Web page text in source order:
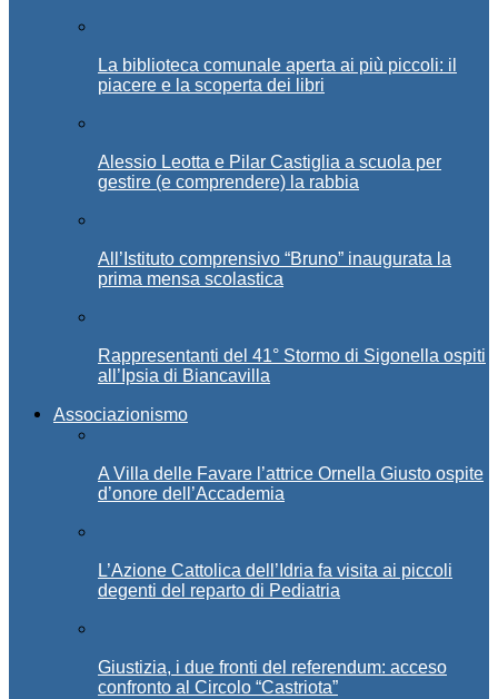
La biblioteca comunale aperta ai più piccoli: il
piacere e la scoperta dei libri
Alessio Leotta e Pilar Castiglia a scuola per
gestire (e comprendere) la rabbia
All’Istituto comprensivo “Bruno” inaugurata la
prima mensa scolastica
Rappresentanti del 41° Stormo di Sigonella ospiti
all’Ipsia di Biancavilla
Associazionismo
A Villa delle Favare l’attrice Ornella Giusto ospite
d’onore dell’Accademia
L’Azione Cattolica dell’Idria fa visita ai piccoli
degenti del reparto di Pediatria
Giustizia, i due fronti del referendum: acceso
confronto al Circolo “Castriota”